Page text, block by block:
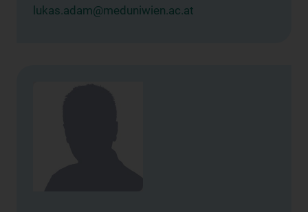
lukas.adam@meduniwien.ac.at